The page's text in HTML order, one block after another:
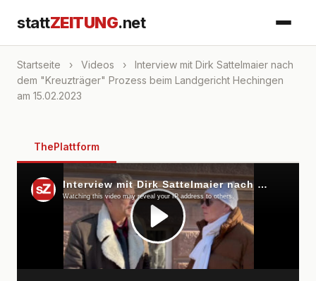
stattZEITUNG.net
Startseite › Videos ›
Interview mit Dirk Sattelmaier nach
dem "Kreuzträger" Prozess beim Landgericht Hechingen
am 15.02.2023
ThePlattform